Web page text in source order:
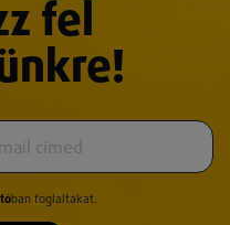
fel
ban foglaltakat.